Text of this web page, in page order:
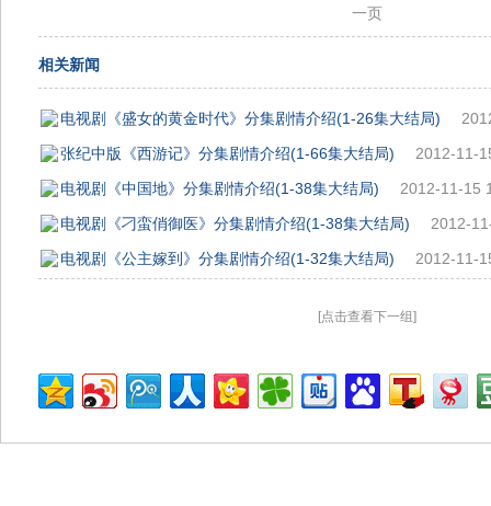
一页
相关新闻
电视剧《盛女的黄金时代》分集剧情介绍(1-26集大结局)
张纪中版《西游记》分集剧情介绍(1-66集大结局)
2012-11-
电视剧《中国地》分集剧情介绍(1-38集大结局)
2012-11-15
电视剧《刁蛮俏御医》分集剧情介绍(1-38集大结局)
2012-
电视剧《公主嫁到》分集剧情介绍(1-32集大结局)
2012-11-
[点击查看下一组]